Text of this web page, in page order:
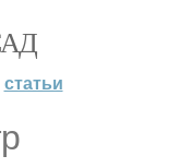
статьи